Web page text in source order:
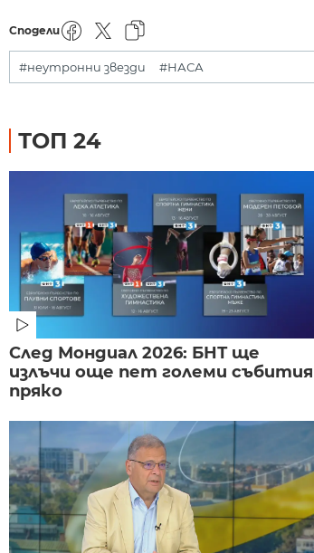
Сподели
#неутронни звезди #НАСА
ТОП 24
След Мондиал 2026: БНТ ще
излъчи още пет големи събития
пряко